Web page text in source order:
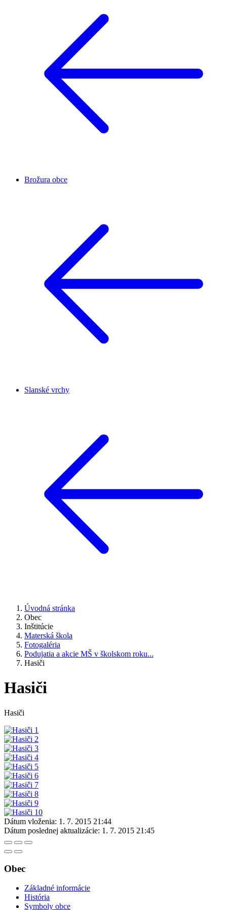
Brožura obce
Slanské vrchy
Úvodná stránka
Obec
Inštitúcie
Materská škola
Fotogaléria
Podujatia a akcie MŠ v školskom roku...
Hasiči
Hasiči
Hasiči
Dátum vloženia: 1. 7. 2015 21:44
Dátum poslednej aktualizácie: 1. 7. 2015 21:45
Obec
Základné informácie
História
Symboly obce